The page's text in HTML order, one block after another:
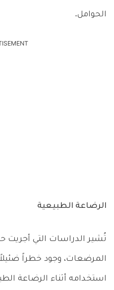
الحوامل.
الرضاعة الطبيعية
تُشير الدراسات التي أجريت
المرضعات، وجود خطراً
استخدامه أثناء الرضاعة